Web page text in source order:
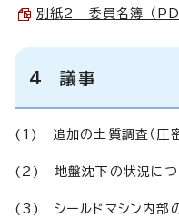
別紙2 委員名簿 （
4 議事
(1) 追加の土質調査（圧
(2) 地盤沈下の状況につ
(3) シールドマシン内部